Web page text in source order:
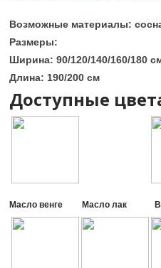
Возможные материалы:
Размеры:
Ширина: 90/120/140/160/180
Длина: 190/200 см
Доступные
Масло венге Масло лак